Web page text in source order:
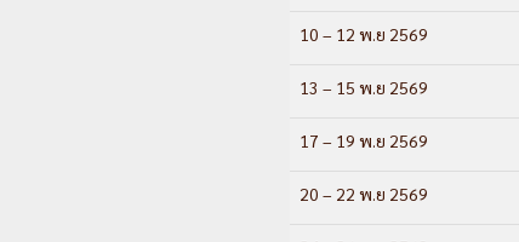
10 – 12 พ.ย 2569
13 – 15 พ.ย 2569
17 – 19 พ.ย 2569
20 – 22 พ.ย 2569